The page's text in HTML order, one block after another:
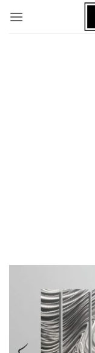
atla